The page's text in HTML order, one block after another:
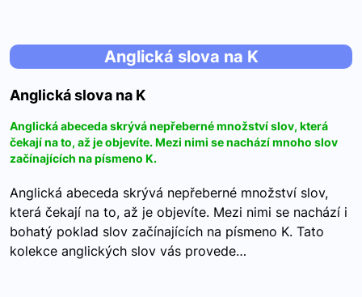
Anglická slova na K
Anglická slova na K
Anglická abeceda skrývá nepřeberné množství slov, která
čekají na to, až je objevíte. Mezi nimi se nachází mnoho slov
začínajících na písmeno K.
Anglická abeceda skrývá nepřeberné množství slov,
která čekají na to, až je objevíte. Mezi nimi se nachází i
bohatý poklad slov začínajících na písmeno K. Tato
kolekce anglických slov vás provede…